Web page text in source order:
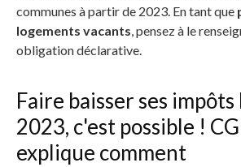
communes à partir de 2023. En tant que
logements vacants, pensez à le
obligation déclarative.
Faire baisser ses impôts
2023, c'est possible !
explique comment